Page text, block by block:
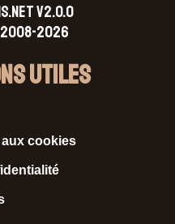
V2.0.0
2026
Utiles
cookies